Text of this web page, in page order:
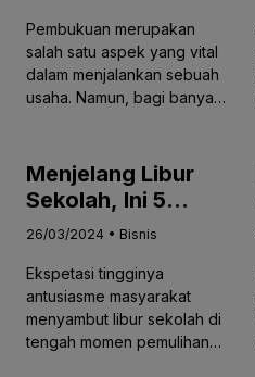
sebagai Solusi
Terdepan bagi
Pemilik Usaha
Pembukuan merupakan
salah satu aspek yang vital
dalam menjalankan sebuah
usaha. Namun, bagi banyak
Menjelang Libur
Sekolah, Ini 5
Peluang Bisnis
Dicoba
26/03/2024 • Bisnis
Ekspetasi tingginya
antusiasme masyarakat
menyambut libur sekolah di
tengah momen pemulihan